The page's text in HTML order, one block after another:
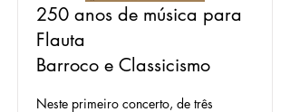
250 anos de música para
Flauta
Barroco e Classicismo
Neste primeiro concerto, de três